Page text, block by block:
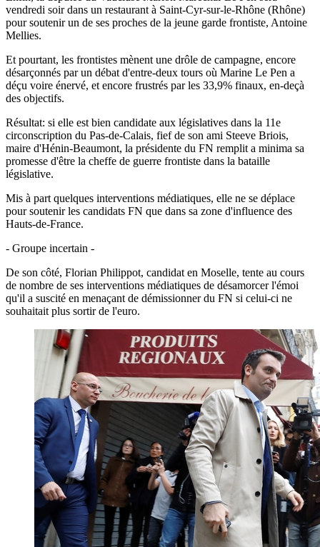
vendredi soir dans un restaurant à Saint-Cyr-sur-le-Rhône (Rhône)
pour soutenir un de ses proches de la jeune garde frontiste, Antoine
Mellies.
Et pourtant, les frontistes mènent une drôle de campagne, encore
désarçonnés par un débat d'entre-deux tours où Marine Le Pen a
déçu voire énervé, et encore frustrés par les 33,9% finaux, en-deçà
des objectifs.
Résultat: si elle est bien candidate aux législatives dans la 11e
circonscription du Pas-de-Calais, fief de son ami Steeve Briois,
maire d'Hénin-Beaumont, la présidente du FN remplit a minima sa
promesse d'être la cheffe de guerre frontiste dans la bataille
législative.
Mis à part quelques interventions médiatiques, elle ne se déplace
pour soutenir les candidats FN que dans sa zone d'influence des
Hauts-de-France.
- Groupe incertain -
De son côté, Florian Philippot, candidat en Moselle, tente au cours
de nombre de ses interventions médiatiques de désamorcer l'émoi
qu'il a suscité en menaçant de démissionner du FN si celui-ci ne
souhaitait plus sortir de l'euro.